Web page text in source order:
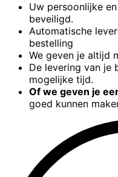
Uw persoonlijke
beveiligd.
Automatische
bestelling
We geven je altijd
De levering van je
mogelijke tijd.
Of we geven je
goed kunnen